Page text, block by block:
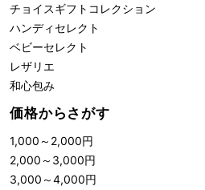
チョイスギフトコレクション
ハンディセレクト
ベビーセレクト
レザリエ
和心包み
価格からさがす
1,000 ～ 2,000円
2,000 ～ 3,000円
3,000 ～4,000円